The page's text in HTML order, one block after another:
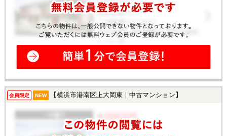
会員限定 NEW 【横浜市港南区上大岡東｜中古マンション】